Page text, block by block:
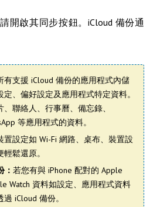
開啟其同步按鈕。iCloud 備份通
有支援 iCloud 備份的應用程式內儲
、偏好設定及應用程式特定資料。
聯絡人、行事曆、備忘錄、
等應用程式的資料。
置設定如 Wi-Fi 網路、桌布、裝置設
鬆還原。
： 若您有與 iPhone 配對的 Apple
Watch 資料如設定、應用程式資料
iCloud 備份。